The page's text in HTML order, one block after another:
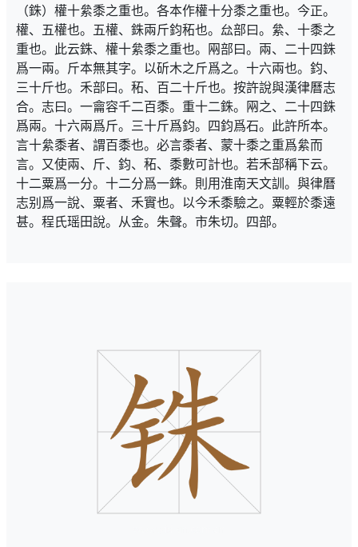
（銖）權十絫黍之重也。各本作權十分黍之重也。今正。
權、五權也。五權、銖兩斤鈞䄷也。厽部曰。絫、十黍之
重也。此云銖、權十絫黍之重也。㒳部曰。兩、二十四銖
爲一兩。斤本無其字。以斫木之斤爲之。十六兩也。鈞、
三十斤也。禾部曰。䄷、百二十斤也。按許說與漢律曆志
合。志曰。一龠容千二百黍。重十二銖。㒳之、二十四銖
爲兩。十六兩爲斤。三十斤爲鈞。四鈞爲石。此許所本。
言十絫黍者、謂百黍也。必言黍者、蒙十黍之重爲絫而
言。又使兩、斤、鈞、䄷、黍數可計也。若禾部稱下云。
十二粟爲一分。十二分爲一銖。則用淮南天文訓。與律曆
志别爲一說、粟者、禾實也。以今禾黍驗之。粟輕於黍遠
甚。程氏瑶田說。从金。朱聲。市朱切。四部。